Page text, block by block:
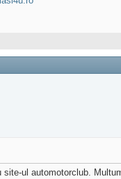
ul automotorclub.